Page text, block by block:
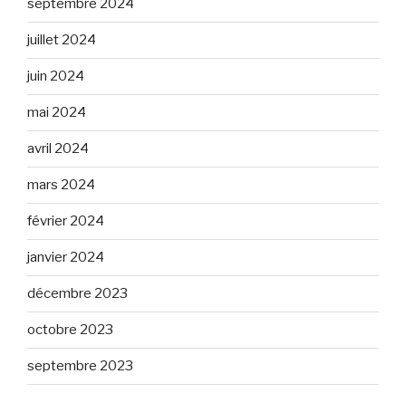
septembre 2024
juillet 2024
juin 2024
mai 2024
avril 2024
mars 2024
février 2024
janvier 2024
décembre 2023
octobre 2023
septembre 2023